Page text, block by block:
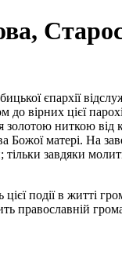
єпархії
вірних цієї
ниткою
Божої матері. На
завдяки
події в житті
православній